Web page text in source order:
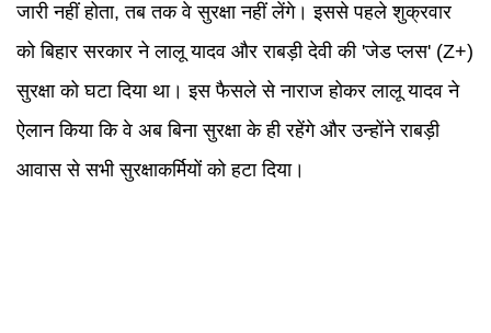
जारी नहीं होता, तब तक वे सुरक्षा नहीं लेंगे। इससे पहले शुक्रवार
को बिहार सरकार ने लालू यादव और राबड़ी देवी की 'जेड प्लस' (Z+)
सुरक्षा को घटा दिया था। इस फैसले से नाराज होकर लालू यादव ने
ऐलान किया कि वे अब बिना सुरक्षा के ही रहेंगे और उन्होंने राबड़ी
आवास से सभी सुरक्षाकर्मियों को हटा दिया।